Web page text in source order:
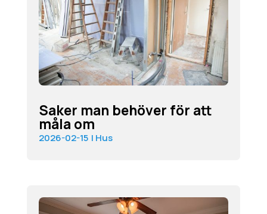
Saker man behöver för att
måla om
2026-02-15 | Hus